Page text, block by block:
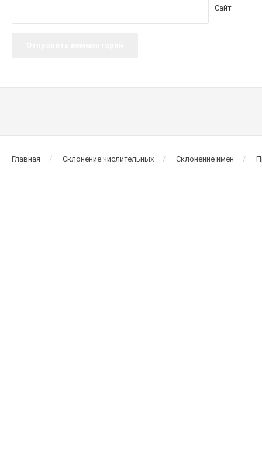
Сайт
Главная Склонение числительных Склонение имен